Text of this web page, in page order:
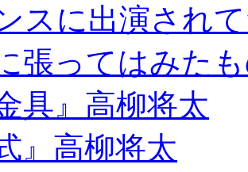
スに出演され
に張ってはみた
具』高柳将太
』高柳将太